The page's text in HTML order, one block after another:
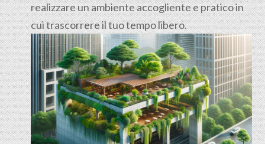
realizzare un ambiente accogliente e pratico in
cui trascorrere il tuo tempo libero.